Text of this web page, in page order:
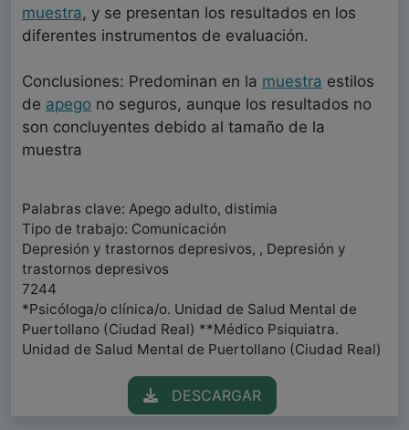
muestra, y se presentan los resultados en los
diferentes instrumentos de evaluación.
Conclusiones: Predominan en la muestra estilos
de apego no seguros, aunque los resultados no
son concluyentes debido al tamaño de la
muestra
Palabras clave: Apego adulto, distimia
Tipo de trabajo: Comunicación
Depresión y trastornos depresivos, , Depresión y
trastornos depresivos
7244
*Psicóloga/o clínica/o. Unidad de Salud Mental de
Puertollano (Ciudad Real) **Médico Psiquiatra.
Unidad de Salud Mental de Puertollano (Ciudad Real)
DESCARGAR